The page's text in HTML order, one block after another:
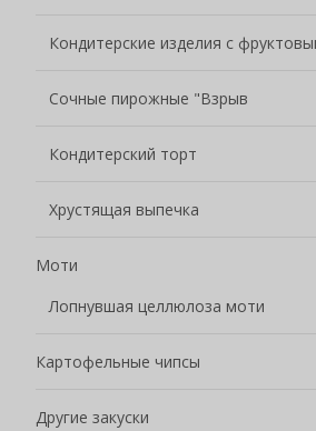
Кондитерские изделия с
Сочные пирожные "Взрыв
Кондитерский торт
Хрустящая выпечка
Моти
Лопнувшая целлюлоза моти
Картофельные чипсы
Другие закуски